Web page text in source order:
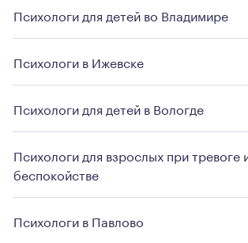
Психологи для детей во Владимире
Психологи в Ижевске
Психологи для детей в Вологде
Психологи для взрослых при тревоге
беспокойстве
Психологи в Павлово